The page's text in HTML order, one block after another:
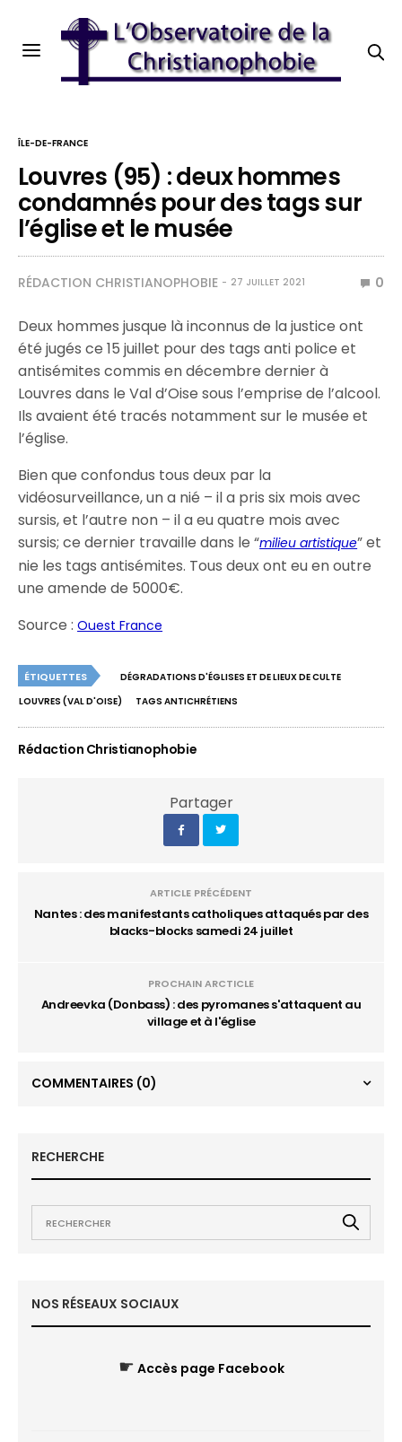
ÎLE-DE-FRANCE
Louvres (95) : deux hommes
condamnés pour des tags sur
l’église et le musée
RÉDACTION CHRISTIANOPHOBIE 27 JUILLET 2021 0
Deux hommes jusque là inconnus de la justice ont
été jugés ce 15 juillet pour des tags anti police et
antisémites commis en décembre dernier à
Louvres dans le Val d’Oise sous l’emprise de l’alcool.
Ils avaient été tracés notamment sur le musée et
l’église.
Bien que confondus tous deux par la
vidéosurveillance, un a nié – il a pris six mois avec
sursis, et l’autre non – il a eu quatre mois avec
sursis; ce dernier travaille dans le “milieu artistique” et
nie les tags antisémites. Tous deux ont eu en outre
une amende de 5000€.
Source :Ouest France
ÉTIQUETTES
DÉGRADATIONS D'ÉGLISES ET DE LIEUX DE CULTE
LOUVRES (VAL D'OISE)
TAGS ANTICHRÉTIENS
Rédaction Christianophobie
Partager
ARTICLE PRÉCÉDENT
Nantes : des manifestants catholiques attaqués par des
blacks-blocks samedi 24 juillet
PROCHAIN ARCTICLE
Andreevka (Donbass) : des pyromanes s'attaquent au
village et à l'église
COMMENTAIRES (0)
RECHERCHE
NOS RÉSEAUX SOCIAUX
☛ Accès page Facebook